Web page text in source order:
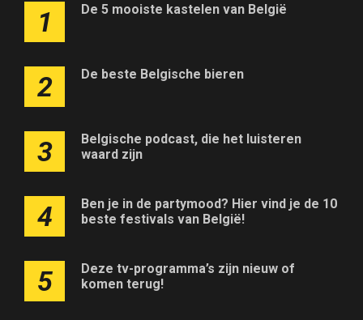
1 De 5 mooiste kastelen van België
2 De beste Belgische bieren
3
Belgische podcast, die het luisteren
waard zijn
4
Ben je in de partymood? Hier vind je de 10
beste festivals van België!
5
Deze tv-programma’s zijn nieuw of
komen terug!